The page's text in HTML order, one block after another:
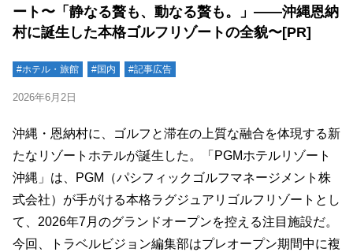
ート〜「静なる贅も、動なる贅も。」——沖縄恩納
村に誕生した本格ゴルフリゾートの全貌〜[PR]
#ホテル・旅館 #国内 #記事広告
2026年6月2日
沖縄・恩納村に、ゴルフと滞在の上質な融合を体現する新
たなリゾートホテルが誕生した。「PGMホテルリゾート
沖縄」は、PGM（パシフィックゴルフマネージメント株
式会社）が手がける本格ラグジュアリゴルフリゾートとし
て、2026年7月のグランドオープンを控える注目施設だ。
今回、トラベルビジョン編集部はプレオープン期間中に複